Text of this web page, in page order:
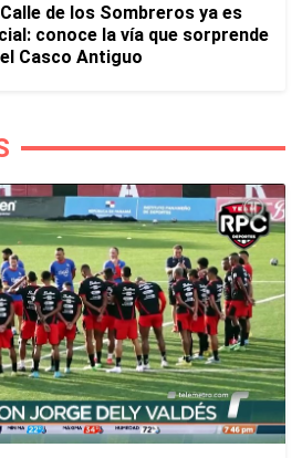
de los Sombreros ya es
conoce la vía que sorprende
Casco Antiguo